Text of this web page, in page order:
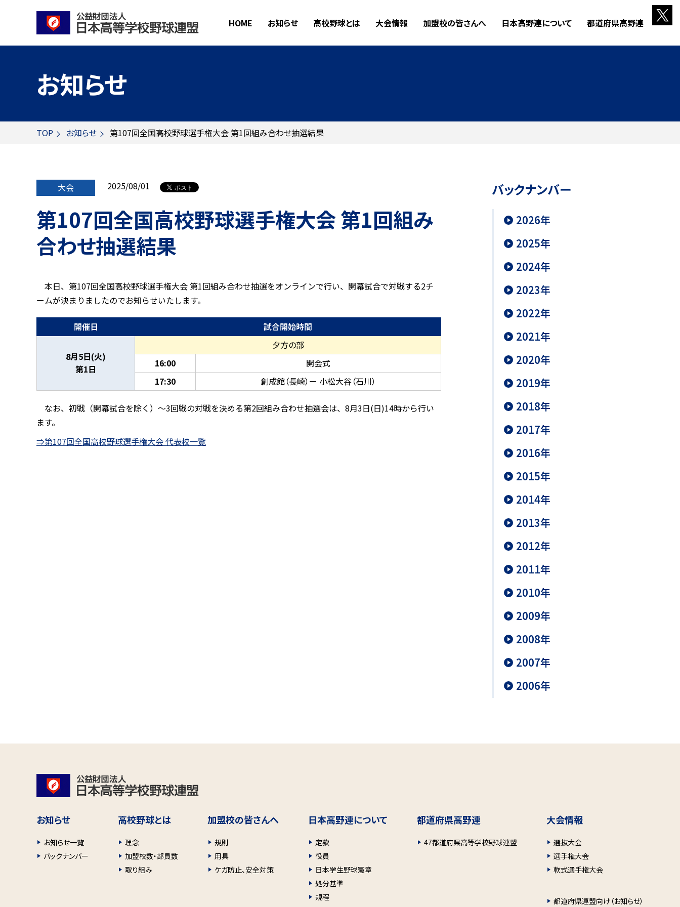
HOME お知らせ 高校野球とは 大会情報 加盟校の皆さんへ 日本高野連について 都道府県高野連
お知らせ
TOP お知らせ 第107回全国高校野球選手権大会 第1回組み合わせ抽選結果
大会 2025/08/01
第107回全国高校野球選手権大会 第1回組み
合わせ抽選結果
本日、第107回全国高校野球選手権大会 第1回組み合わせ抽選をオンラインで行い、開幕試合で対戦する2チ
ームが決まりましたのでお知らせいたします。
開催日 試合開始時間
8月5日(火)
第1日
夕方の部
16:00
開会式
17:30
創成館（長崎）ー 小松大谷（石川）
なお、初戦（開幕試合を除く）～3回戦の対戦を決める第2回組み合わせ抽選会は、8月3日(日)14時から行い
ます。
⇒第107回全国高校野球選手権大会 代表校一覧
バックナンバー
2026年
2025年
2024年
2023年
2022年
2021年
2020年
2019年
2018年
2017年
2016年
2015年
2014年
2013年
2012年
2011年
2010年
2009年
2008年
2007年
2006年
お知らせ
お知らせ一覧
バックナンバー
高校野球とは
理念
加盟校数・部員数
取り組み
加盟校の皆さんへ
規則
用具
ケガ防止、安全対策
日本高野連について
定款
役員
日本学生野球憲章
処分基準
規程
都道府県高野連
47都道府県高等学校野球連盟
大会情報
選抜大会
選手権大会
軟式選手権大会
都道府県連盟向け（お知らせ）